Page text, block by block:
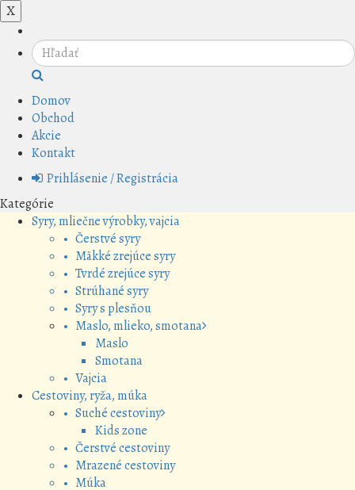
X
Domov
Obchod
Akcie
Kontakt
Prihlásenie / Registrácia
Kategórie
Syry, mliečne výrobky, vajcia
• Čerstvé syry
• Mäkké zrejúce syry
• Tvrdé zrejúce syry
• Strúhané syry
• Syry s plesňou
• Maslo, mlieko, smotana
Maslo
Smotana
• Vajcia
Cestoviny, ryža, múka
• Suché cestoviny
Kids zone
• Čerstvé cestoviny
• Mrazené cestoviny
• Múka